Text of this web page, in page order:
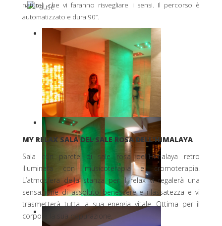
naturali che vi faranno risvegliare i sensi. Il percorso è
automatizzato e dura 90”.
MY RELAX SALA DEL SALE ROSA DELL’HIMALAYA
Sala con parete di sale rosa dell’Himalaya retro
illuminata con musicoterapia e cromoterapia.
L’atmosfera della stanza per il relax vi regalerà una
sensazione di assoluto benessere e rilassatezza e vi
trasmetterà tutta la sua energia vitale. Ottima per il
corpo e la sua depurazione.